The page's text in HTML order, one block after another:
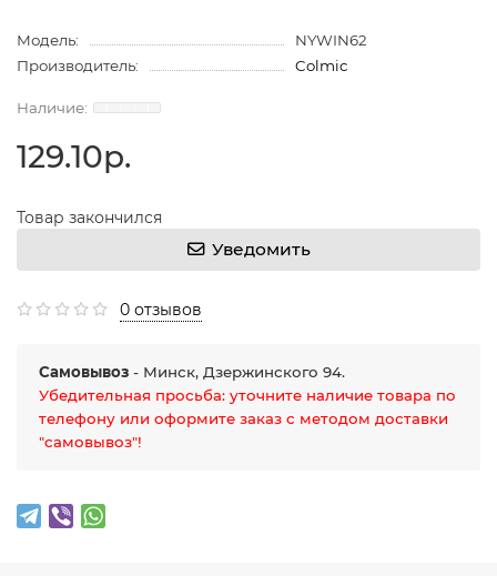
Модель:
NYWIN62
Производитель:
Colmic
129.10р.
Товар закончился
Уведомить
0 отзывов
Самовывоз - Минск, Дзержинского 94.
Убедительная просьба: уточните наличие товара по
телефону или оформите заказ с методом доставки
"самовывоз"!